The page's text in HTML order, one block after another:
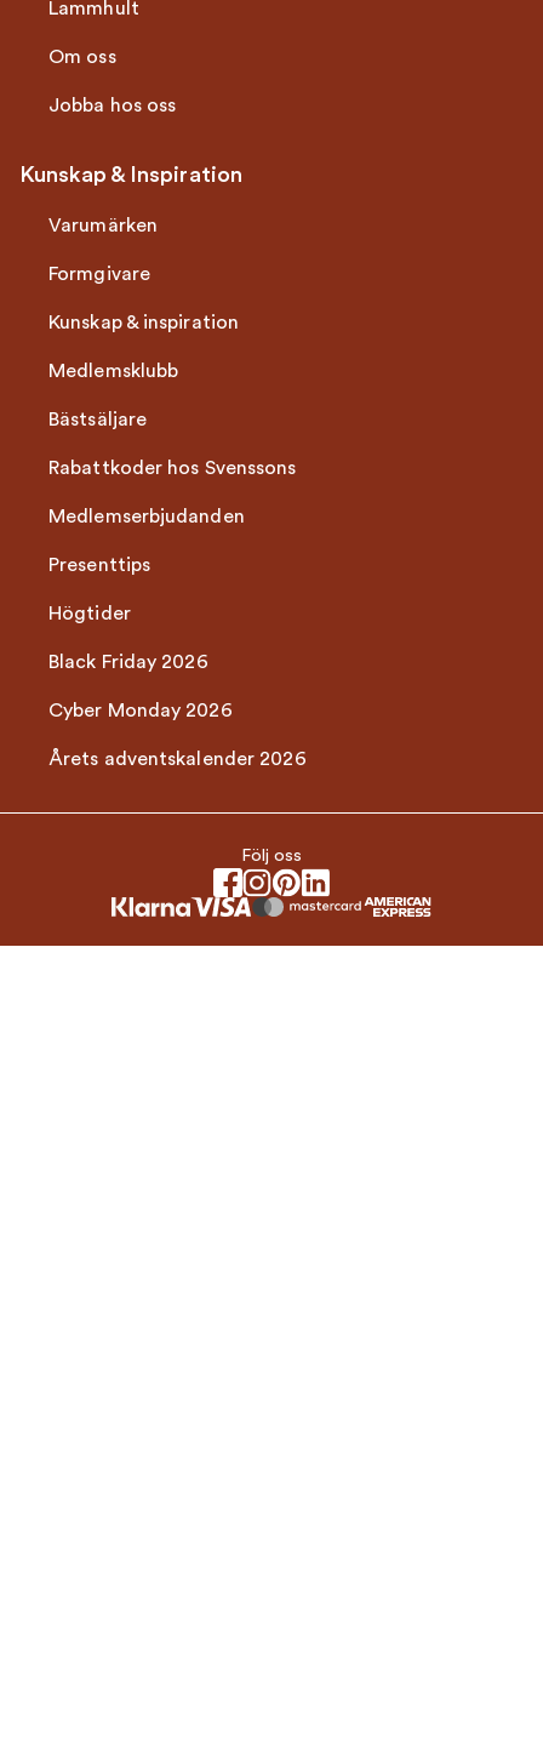
Lammhult
Om oss
Jobba hos oss
Kunskap & Inspiration
Varumärken
Formgivare
Kunskap & inspiration
Medlemsklubb
Bästsäljare
Rabattkoder hos Svenssons
Medlemserbjudanden
Presenttips
Högtider
Black Friday 2026
Cyber Monday 2026
Årets adventskalender 2026
Följ oss